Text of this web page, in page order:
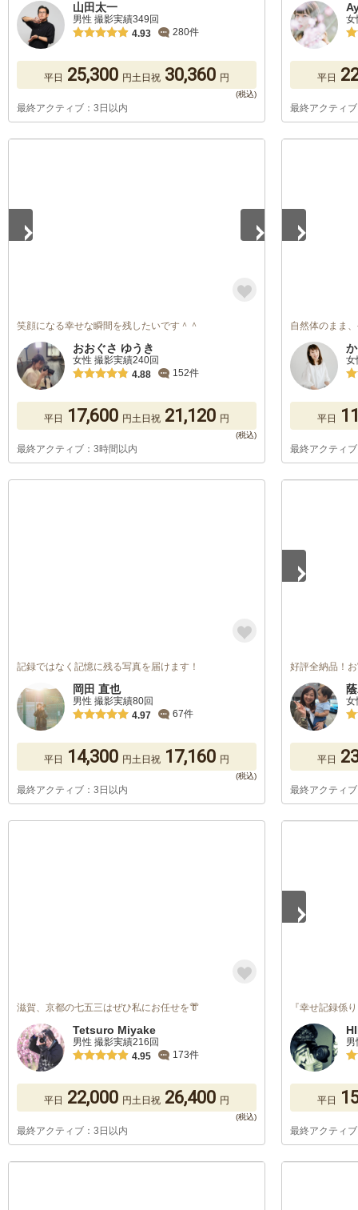
山田太一
男性 撮影実績349回
4.93
280件
平日 25,300 円土日祝 30,360 円
最終アクティブ：3日以内
女
平日
最終アクティ
笑顔になる幸せな瞬間を残したいです＾＾
おおぐさ ゆうき
女性 撮影実績240回
4.88
152件
平日 17,600 円土日祝 21,120 円
最終アクティブ：3時間以内
自然体のまま
女
平日
最終アクティ
記録ではなく記憶に残る写真を届けます！
岡田 直也
男性 撮影実績80回
4.97
67件
平日 14,300 円土日祝 17,160 円
最終アクティブ：3日以内
好評全納品！
女
平日
最終アクティ
滋賀、京都の七五三はぜひ私にお任せを👘
Tetsuro Miyake
男性 撮影実績216回
4.95
173件
平日 22,000 円土日祝 26,400 円
最終アクティブ：3日以内
『幸せ記録係
平日
最終アクティ